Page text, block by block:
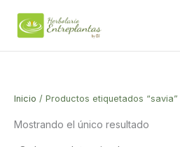
contenido
Inicio / Productos etiquetados “savia”
Mostrando el único resultado